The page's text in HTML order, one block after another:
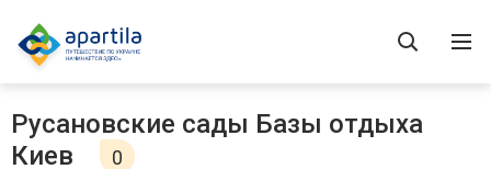
Русановские сады Базы отдыха
Киев
0